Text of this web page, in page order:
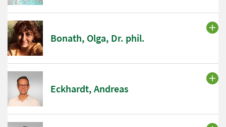
Bonath, Olga, Dr. phil.
Eckhardt, Andreas